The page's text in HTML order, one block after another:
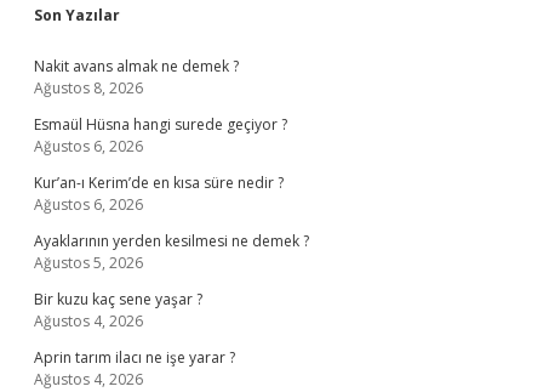
Sidebar
Son Yazılar
Nakit avans almak ne demek ?
Ağustos 8, 2026
Esmaül Hüsna hangi surede geçiyor ?
Ağustos 6, 2026
Kur’an-ı Kerim’de en kısa süre nedir ?
Ağustos 6, 2026
Ayaklarının yerden kesilmesi ne demek ?
Ağustos 5, 2026
Bir kuzu kaç sene yaşar ?
Ağustos 4, 2026
Aprin tarım ilacı ne işe yarar ?
Ağustos 4, 2026